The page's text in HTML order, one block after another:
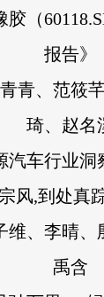
（
报告》
青、范筱
琦、赵名
汽车行业
风,到处真
维、李晴、
禹含